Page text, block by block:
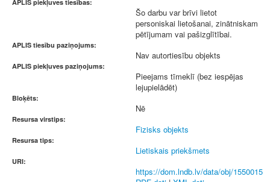
APLIS piekļuves tiesības:
Šo darbu var brīvi lietot
personiskai lietošanai, zinātniskam
pētījumam vai pašizglītībai.
APLIS tiesību paziņojums:
Nav autortiesību objekts
APLIS piekļuves paziņojums:
Pieejams tīmeklī (bez iespējas
lejupielādēt)
Bloķēts:
Nē
Resursa virstips:
Fizisks objekts
Resursa tips:
Lietiskais priekšmets
URI:
https://dom.lndb.lv/data/obj/1550015